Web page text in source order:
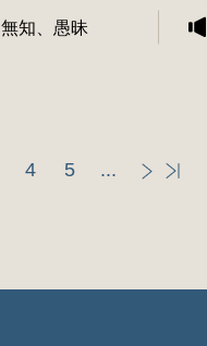
無知、愚昧
4 5 ...